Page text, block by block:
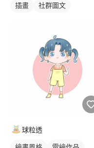
插畫 社群圖文
球粒透